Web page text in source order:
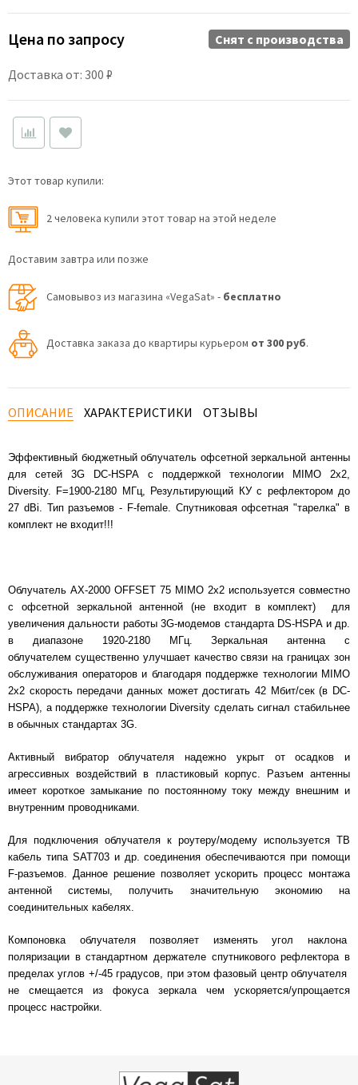
Цена по запросу
Доставка от: 300 ₽
Снят c производства
Этот товар купили:
2 человекa купили этот товар на этой неделе
Доставим завтра или позже
Самовывоз из магазина «VegaSat» - бесплатно
Доставка заказа до квартиры курьером от 300 руб.
ОПИСАНИЕ ХАРАКТЕРИСТИКИ ОТЗЫВЫ
Эффективный бюджетный облучатель офсетной зеркальной антенны
для сетей 3G DC-HSPA с поддержкой технологии MIMO 2x2,
Diversity. F=1900-2180 МГц, Результирующий КУ с рефлектором до
27 dBi. Тип разъемов - F-female. Спутниковая офсетная "тарелка" в
комплект не входит!!!
Облучатель AX-2000 OFFSET 75 MIMO 2x2 используется совместно
с офсетной зеркальной антенной (не входит в комплект) для
увеличения дальности работы 3G-модемов стандарта DS-HSPA и др.
в диапазоне 1920-2180 МГц. Зеркальная антенна с
облучателем существенно улучшает качество связи на границах зон
обслуживания операторов и благодаря поддержке технологии MIMO
2x2 скорость передачи данных может достигать 42 Мбит/сек (в DC-
HSPA), а поддержке технологии Diversity сделать сигнал стабильнее
в обычных стандартах 3G.
Активный вибратор облучателя надежно укрыт от осадков и
агрессивных воздействий в пластиковый корпус. Разъем антенны
имеет короткое замыкание по постоянному току между внешним и
внутренним проводниками.
Для подключения облучателя к роутеру/модему используется ТВ
кабель типа SAT703 и др. соединения обеспечиваются при помощи
F-разъемов. Данное решение позволяет ускорить процесс монтажа
антенной системы, получить значительную экономию на
соединительных кабелях.
Компоновка облучателя позволяет изменять угол наклона
поляризации в стандартном держателе спутникового рефлектора в
пределах углов +/-45 градусов, при этом фазовый центр облучателя
не смещается из фокуса зеркала чем ускоряется/упрощается
процесс настройки.